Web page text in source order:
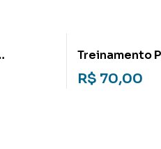
Treinamento
Marciais:
R$ 70,00